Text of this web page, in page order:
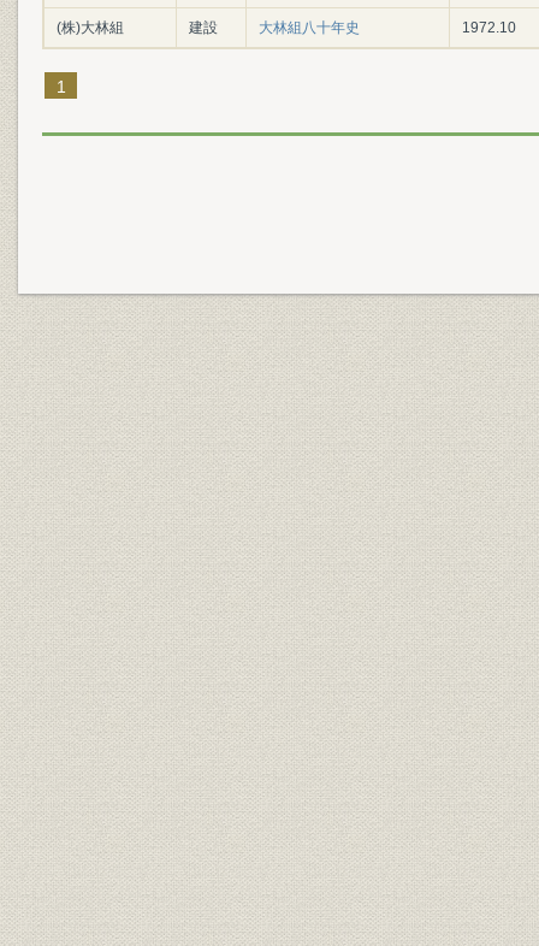
(株)大林組 建設 大林組八十年史 1972.10
1